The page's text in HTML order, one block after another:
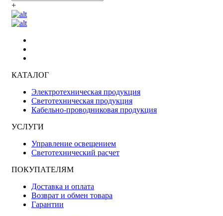
+
КАТАЛОГ
Электротехническая продукция
Светотехническая продукция
Кабельно-проводниковая продукция
УСЛУГИ
Управление освещением
Светотехнический расчет
ПОКУПАТЕЛЯМ
Доставка и оплата
Возврат и обмен товара
Гарантии